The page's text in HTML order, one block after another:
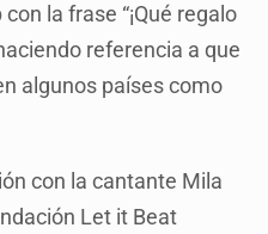
la frase “¡Qué regalo
referencia a que
algunos países como
con la cantante Mila
Let it Beat